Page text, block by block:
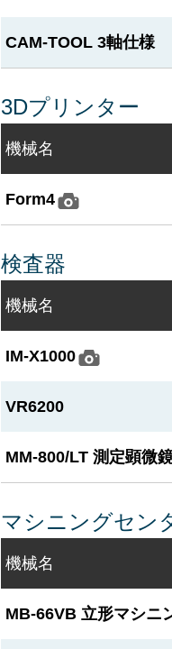
CAM-TOOL 3軸仕様
3Dプリンター
機械名
Form4
検査器
機械名
IM-X1000
VR6200
MM-800/LT 測定顕微
マシニングセン
機械名
MB-66VB 立形マシニ